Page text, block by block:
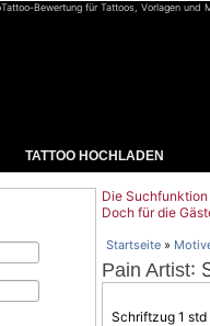
Tattoo-Bewertung für Tattoos, Vorlagen und
TATTOO HOCHLADEN
Die
Doch für die
Startseite »
Pain Artist:
Schriftzug 1